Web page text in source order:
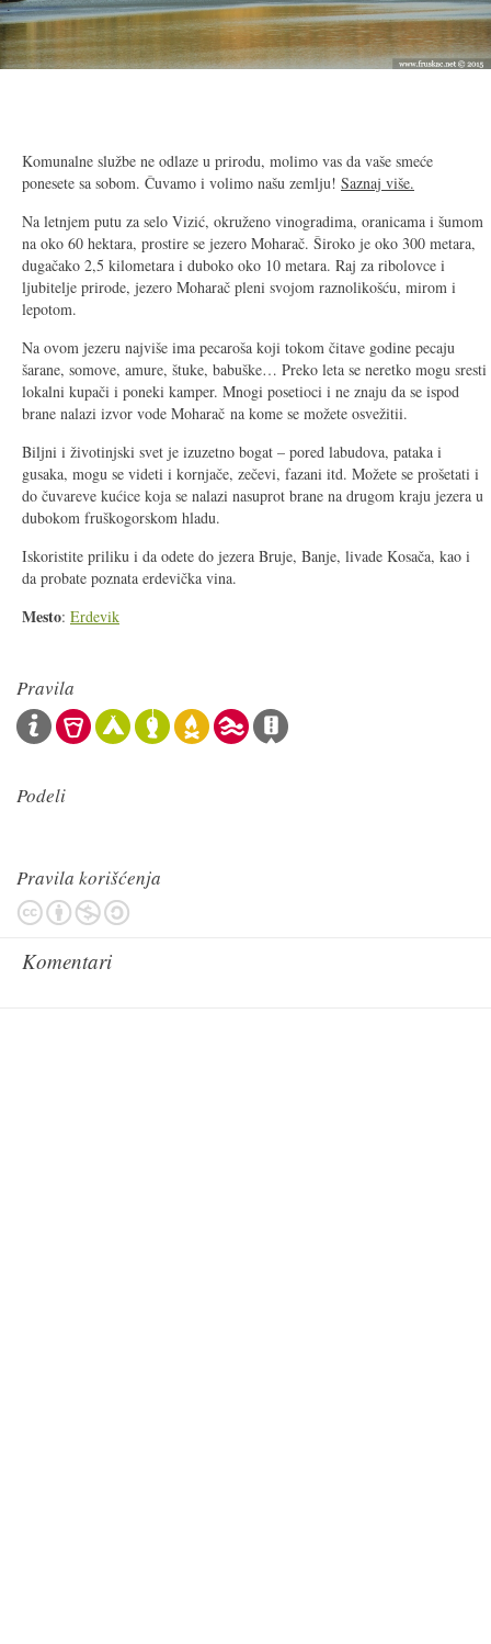
Komunalne službe ne odlaze u prirodu, molimo vas da vaše smeće
ponesete sa sobom. Čuvamo i volimo našu zemlju! Saznaj više.
Na letnjem putu za selo Vizić, okruženo vinogradima, oranicama i šumom
na oko 60 hektara, prostire se jezero Moharač. Široko je oko 300 metara,
dugačako 2,5 kilometara i duboko oko 10 metara. Raj za ribolovce i
ljubitelje prirode, jezero Moharač pleni svojom raznolikošću, mirom i
lepotom.
Na ovom jezeru najviše ima pecaroša koji tokom čitave godine pecaju
šarane, somove, amure, štuke, babuške… Preko leta se neretko mogu sresti
lokalni kupači i poneki kamper. Mnogi posetioci i ne znaju da se ispod
brane nalazi izvor vode Moharač na kome se možete osvežitii.
Biljni i životinjski svet je izuzetno bogat – pored labudova, pataka i
gusaka, mogu se videti i kornjače, zečevi, fazani itd. Možete se prošetati i
do čuvareve kućice koja se nalazi nasuprot brane na drugom kraju jezera u
dubokom fruškogorskom hladu.
Iskoristite priliku i da odete do jezera Bruje, Banje, livade Kosača, kao i
da probate poznata erdevička vina.
Mesto: Erdevik
Pravila
Podeli
Pravila korišćenja
Komentari